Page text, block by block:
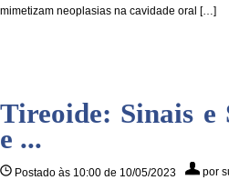
mimetizam neoplasias na cavidade oral […]
Tireoide: Sinais
e ...
Postado às 10:00 de 10/05/2023 por